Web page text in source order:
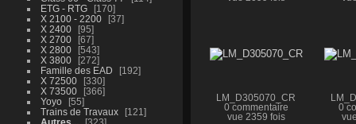
ETG - RTG
170
X 2100 - 2200
37
X 2400
95
X 2700
67
X 2800
543
X 3800
272
Famille des EAD
192
X 72500
330
X 73500
366
Yoyo
55
Trains de Travaux
121
LM_D305070_CR
0 commentaire
vue 2359 fois
0